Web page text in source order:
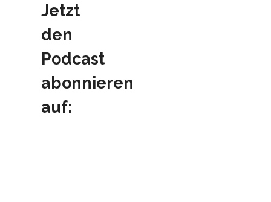
Jetzt
den
Podcast
abonnieren
auf: